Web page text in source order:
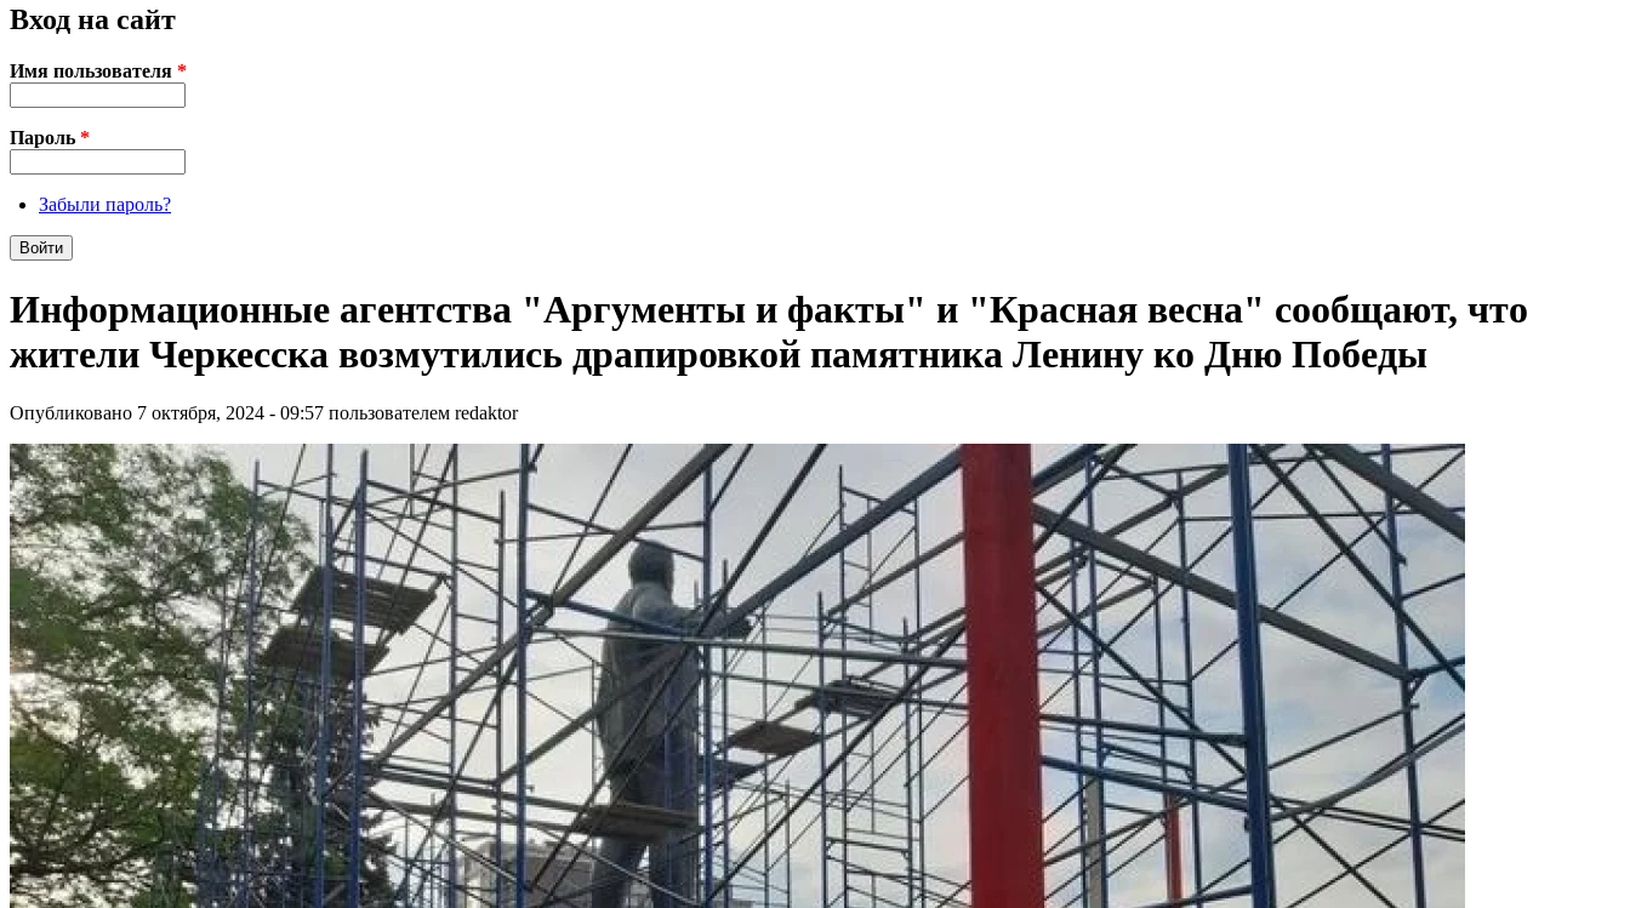
Вход на сайт
Имя пользователя *
Пароль *
Забыли пароль?
Информационные агентства "Аргументы и факты" и "Красная весна" сообщают, что
жители Черкесска возмутились драпировкой памятника Ленину ко Дню Победы
Опубликовано 7 октября, 2024 - 09:57 пользователем redaktor